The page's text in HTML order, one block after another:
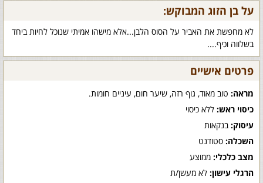
על בן הזוג המבוקש:
לא מחפשת את האביר על הסוס הלבן...אלא מישהו אמיתי שנוכל לחיות ביחד
בשלווה וכיף....
פרטים אישיים
מראה: טוב מאוד, גוף רזה, שיער חום, עיניים חומות.
כיסוי ראש: ללא כיסוי
עיסוק: בנקאות
השכלה: סטודנט
מצב כלכלי: ממוצע
הרגלי עישון: לא מעשן/ת